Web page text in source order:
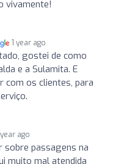
vivamente!
1 year ago
gostei de como
e a Sulamita. E
com os clientes, para
year ago
sobre passagens na
muito mal atendida